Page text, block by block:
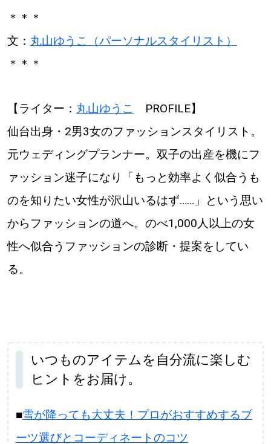
＊＊＊
文： 丸山ゆうこ（パーソナルスタイリスト）
＊＊＊
【ライター： 丸山ゆうこ
PROFILE】
仙台出身・2男3女のファッションスタイリスト。
元ウェディングプランナー。双子の出産を機にフ
ァッション迷子になり「もっと効率よく似合うも
のを知りたい女性が沢山いるはず……」という思い
からファッションの道へ。のべ1,000人以上の女
性へ似合うファッションの診断・提案をしてい
る。
いつものアイテムを自分流に楽しむ
ヒントをお届け。
■雪が降っても大丈夫！プロがおすすめするブ
ーツ選びとコーディネートのコツ